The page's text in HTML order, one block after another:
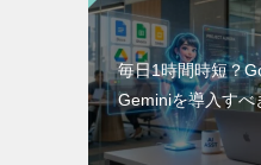
毎日1時間時短？
Geminiを導入すべ